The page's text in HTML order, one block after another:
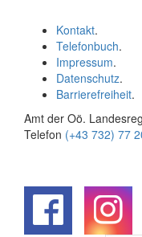
Kontakt.
Telefonbuch.
Impressum.
Datenschutz.
Barrierefreiheit.
Amt der Oö.
Telefon (+43 732) 77